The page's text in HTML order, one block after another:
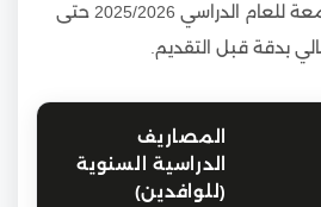
لمصاريف أبرز كليات الجامعة للعام الدراسي 2025/2026 حتى
بدقة قبل التقديم.
المصاريف
الدراسية السنوية
(للوافدين)